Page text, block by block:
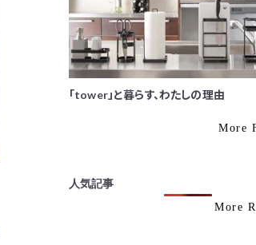
「tower」と暮らす、わたしの理由
More
人気記事
More